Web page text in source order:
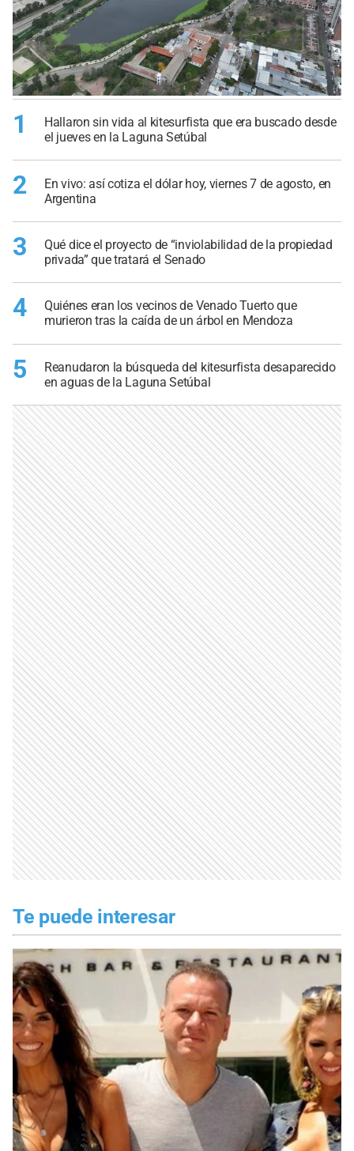
1
Hallaron sin vida al kitesurfista que era buscado desde
el jueves en la Laguna Setúbal
2
En vivo: así cotiza el dólar hoy, viernes 7 de agosto, en
Argentina
3
Qué dice el proyecto de “inviolabilidad de la propiedad
privada” que tratará el Senado
4
Quiénes eran los vecinos de Venado Tuerto que
murieron tras la caída de un árbol en Mendoza
5
Reanudaron la búsqueda del kitesurfista desaparecido
en aguas de la Laguna Setúbal
Te puede interesar